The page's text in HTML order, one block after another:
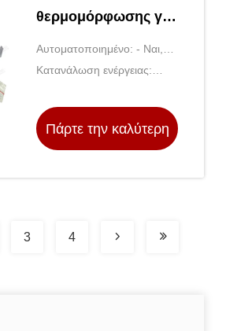
θερμομόρφωσης για
τυρί
Αυτοματοποιημένο: - Ναι,
ναι.
Κατανάλωση ενέργειας:
Πάρτε την καλύτερη
3 4